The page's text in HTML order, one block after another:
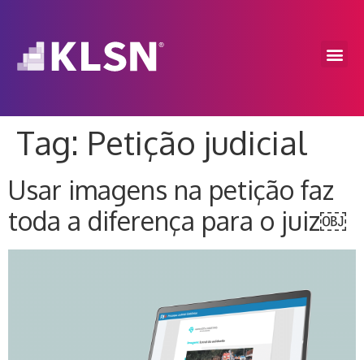
Tag: Petição judicial
Usar imagens na petição faz
toda a diferença para o juiz￼